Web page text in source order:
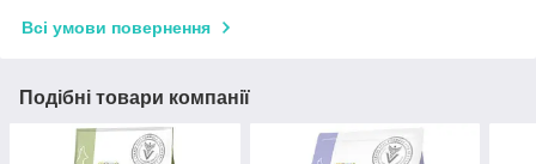
Всі умови повернення
Подібні товари компанії